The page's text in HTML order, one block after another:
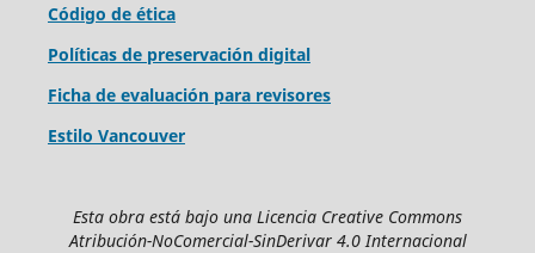
Código de ética
Políticas de preservación digital
Ficha de evaluación para revisores
Estilo Vancouver
Esta obra está bajo una Licencia Creative Commons
Atribución-NoComercial-SinDerivar 4.0 Internacional